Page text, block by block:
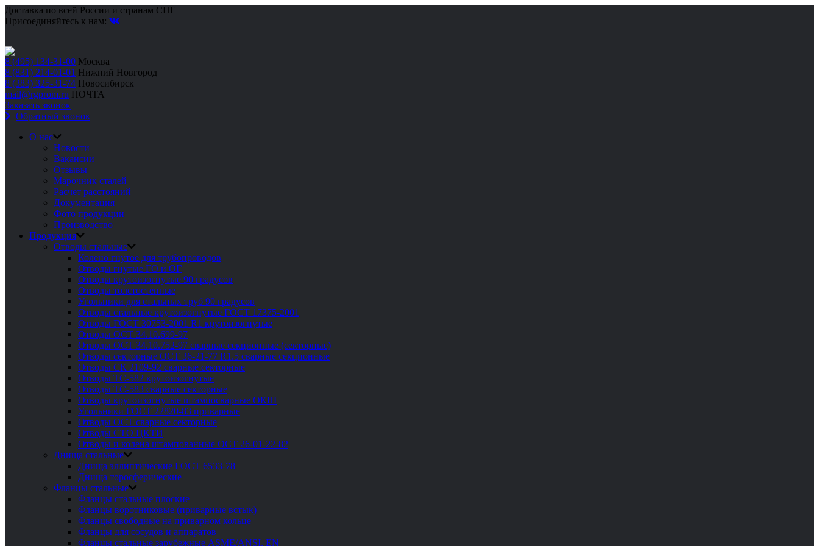
Доставка по всей России и странам СНГ
Присоединяйтесь к нам:
8 (495) 134-31-00 Москва
8 (831) 214-01-01 Нижний Новгород
8 (383) 325-31-74 Новосибирск
mail@rgprom.ru ПОЧТА
Заказать звонок
Обратный звонок
О нас
Новости
Вакансии
Отзывы
Марочник сталей
Расчет расстояний
Документация
Фото продукции
Производство
Продукция
Отводы стальные
Колено гнутое для трубопроводов
Отводы гнутые ГО и ОГ
Отводы крутоизогнутые 90 градусов
Отводы толстостенные
Угольники для стальных труб 90 градусов
Отводы стальные крутоизогнутые ГОСТ 17375-2001
Отводы ГОСТ 30753-2001 R1 крутоизогнутые
Отводы ОСТ 34.10.699-97
Отводы ОСТ 34.10.752-97 сварные секционные (секторные)
Отводы секторные ОСТ 36-21-77 R1.5 сварные секционные
Отводы СК 2109-92 сварные секторные
Отводы ТС-582 крутоизогнутые
Отводы ТС-583 сварные секторные
Отводы крутоизогнутые штампосварные ОКШ
Угольники ГОСТ 22820-83 приварные
Отводы ОСТ сварные секторные
Отводы СТО ЦКТИ
Отводы и колена штампованные ОСТ 26-01-22-82
Днища стальные
Днища эллиптические ГОСТ 6533-78
Днища торосферические
Фланцы стальные
Фланцы стальные плоские
Фланцы воротниковые (приварные встык)
Фланцы свободные на приварном кольце
Фланцы для сосудов и аппаратов
Фланцы стальные зарубежные ASME/ANSI, EN